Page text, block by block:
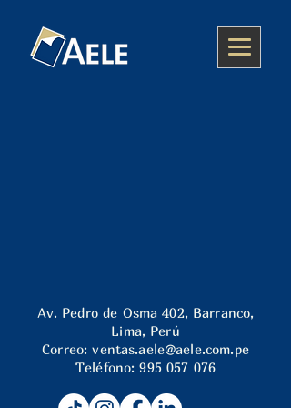
Av. Pedro de Osma 402, Barranco,
Lima, Perú
Correo:ventas.aele@aele.com.pe
Teléfono:995 057 076